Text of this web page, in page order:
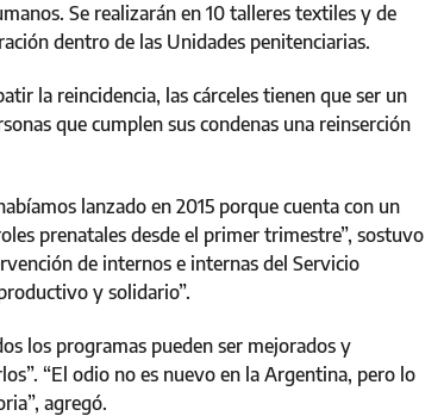
Se realizarán en 10 talleres textiles y de
dentro de las Unidades penitenciarias.
la reincidencia, las cárceles tienen que ser un
que cumplen sus condenas una reinserción
lanzado en 2015 porque cuenta con un
prenatales desde el primer trimestre”, sostuvo
de internos e internas del Servicio
y solidario”.
los programas pueden ser mejorados y
“El odio no es nuevo en la Argentina, pero lo
agregó.